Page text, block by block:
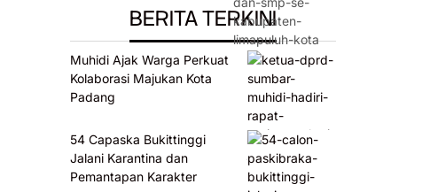
BERITA TERKINI
Muhidi Ajak Warga Perkuat
Kolaborasi Majukan Kota
Padang
54 Capaska Bukittinggi
Jalani Karantina dan
Pemantapan Karakter